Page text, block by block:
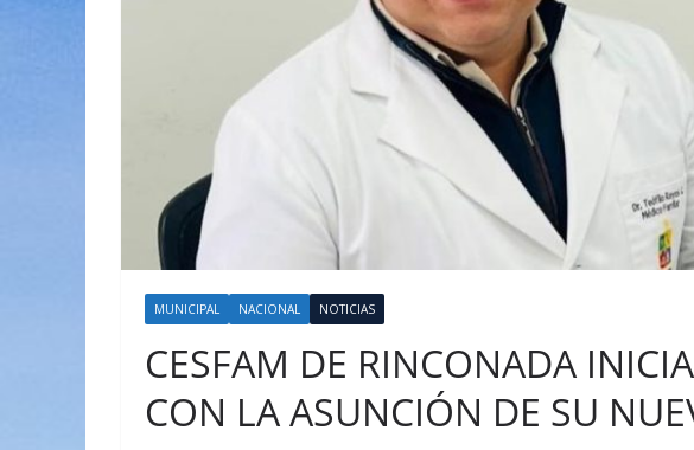
MUNICIPAL NACIONAL NOTICIAS
CESFAM DE RINCONADA
CON LA ASUNCIÓN DE SU